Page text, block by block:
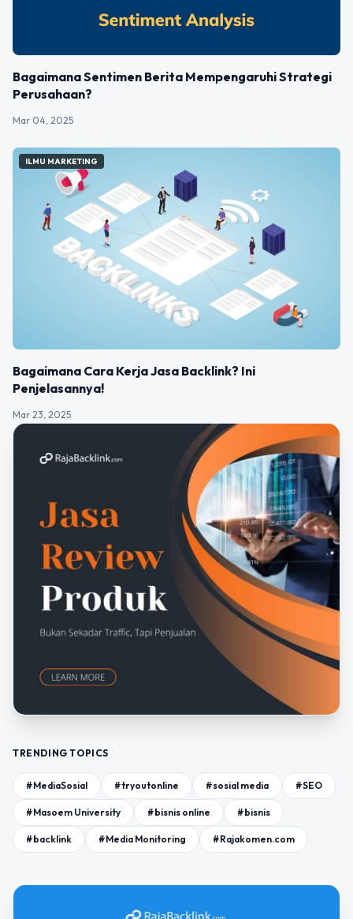
Bagaimana Sentimen Berita Mempengaruhi Strategi
Perusahaan?
Mar 04, 2025
ILMU MARKETING
Bagaimana Cara Kerja Jasa Backlink? Ini
Penjelasannya!
Mar 23, 2025
TRENDING TOPICS
#MediaSosial #tryoutonline #sosial media #SEO
#Masoem University #bisnis online #bisnis
#backlink #Media Monitoring #Rajakomen.com